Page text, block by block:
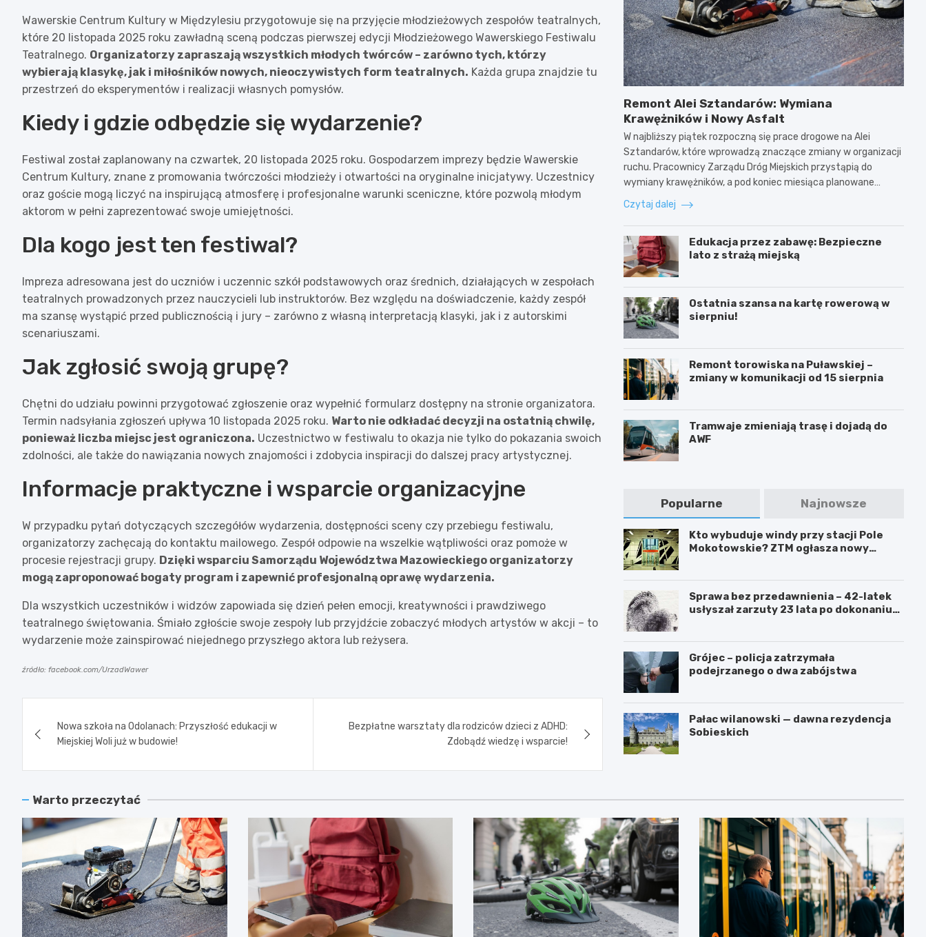
Wawerskie Centrum Kultury w Międzylesiu przygotowuje się na przyjęcie młodzieżowych zespołów teatralnych,
które 20 listopada 2025 roku zawładną sceną podczas pierwszej edycji Młodzieżowego Wawerskiego Festiwalu
Teatralnego. Organizatorzy zapraszają wszystkich młodych twórców – zarówno tych, którzy
wybierają klasykę, jak i miłośników nowych, nieoczywistych form teatralnych. Każda grupa znajdzie tu
przestrzeń do eksperymentów i realizacji własnych pomysłów.
Kiedy i gdzie odbędzie się wydarzenie?
Festiwal został zaplanowany na czwartek, 20 listopada 2025 roku. Gospodarzem imprezy będzie Wawerskie
Centrum Kultury, znane z promowania twórczości młodzieży i otwartości na oryginalne inicjatywy. Uczestnicy
oraz goście mogą liczyć na inspirującą atmosferę i profesjonalne warunki sceniczne, które pozwolą młodym
aktorom w pełni zaprezentować swoje umiejętności.
Dla kogo jest ten festiwal?
Impreza adresowana jest do uczniów i uczennic szkół podstawowych oraz średnich, działających w zespołach
teatralnych prowadzonych przez nauczycieli lub instruktorów. Bez względu na doświadczenie, każdy zespół
ma szansę wystąpić przed publicznością i jury – zarówno z własną interpretacją klasyki, jak i z autorskimi
scenariuszami.
Jak zgłosić swoją grupę?
Chętni do udziału powinni przygotować zgłoszenie oraz wypełnić formularz dostępny na stronie organizatora.
Termin nadsyłania zgłoszeń upływa 10 listopada 2025 roku. Warto nie odkładać decyzji na ostatnią chwilę,
ponieważ liczba miejsc jest ograniczona. Uczestnictwo w festiwalu to okazja nie tylko do pokazania swoich
zdolności, ale także do nawiązania nowych znajomości i zdobycia inspiracji do dalszej pracy artystycznej.
Informacje praktyczne i wsparcie organizacyjne
W przypadku pytań dotyczących szczegółów wydarzenia, dostępności sceny czy przebiegu festiwalu,
organizatorzy zachęcają do kontaktu mailowego. Zespół odpowie na wszelkie wątpliwości oraz pomoże w
procesie rejestracji grupy. Dzięki wsparciu Samorządu Województwa Mazowieckiego organizatorzy
mogą zaproponować bogaty program i zapewnić profesjonalną oprawę wydarzenia.
Dla wszystkich uczestników i widzów zapowiada się dzień pełen emocji, kreatywności i prawdziwego
teatralnego świętowania. Śmiało zgłoście swoje zespoły lub przyjdźcie zobaczyć młodych artystów w akcji – to
wydarzenie może zainspirować niejednego przyszłego aktora lub reżysera.
źródło: facebook.com/UrzadWawer
wpisuNowa szkoła na Odolanach: Przyszłość edukacji w
Miejskiej Woli już w budowie!
Bezpłatne warsztaty dla rodziców dzieci z ADHD:
Zdobądź wiedzę i wsparcie!
Remont Alei Sztandarów: Wymiana
Krawężników i Nowy Asfalt
W najbliższy piątek rozpoczną się prace drogowe na Alei
Sztandarów, które wprowadzą znaczące zmiany w organizacji
ruchu. Pracownicy Zarządu Dróg Miejskich przystąpią do
wymiany krawężników, a pod koniec miesiąca planowane…
Czytaj dalej
Edukacja przez zabawę: Bezpieczne
lato z strażą miejską
Ostatnia szansa na kartę rowerową w
sierpniu!
Remont torowiska na Puławskiej –
zmiany w komunikacji od 15 sierpnia
Tramwaje zmieniają trasę i dojadą do
AWF
Popularne Najnowsze
Kto wybuduje windy przy stacji Pole
Mokotowskie? ZTM ogłasza nowy
Sprawa bez przedawnienia – 42-latek
usłyszał zarzuty 23 lata po dokonaniu
Grójec – policja zatrzymała
podejrzanego o dwa zabójstwa
Pałac wilanowski — dawna rezydencja
Sobieskich
Warto przeczytać